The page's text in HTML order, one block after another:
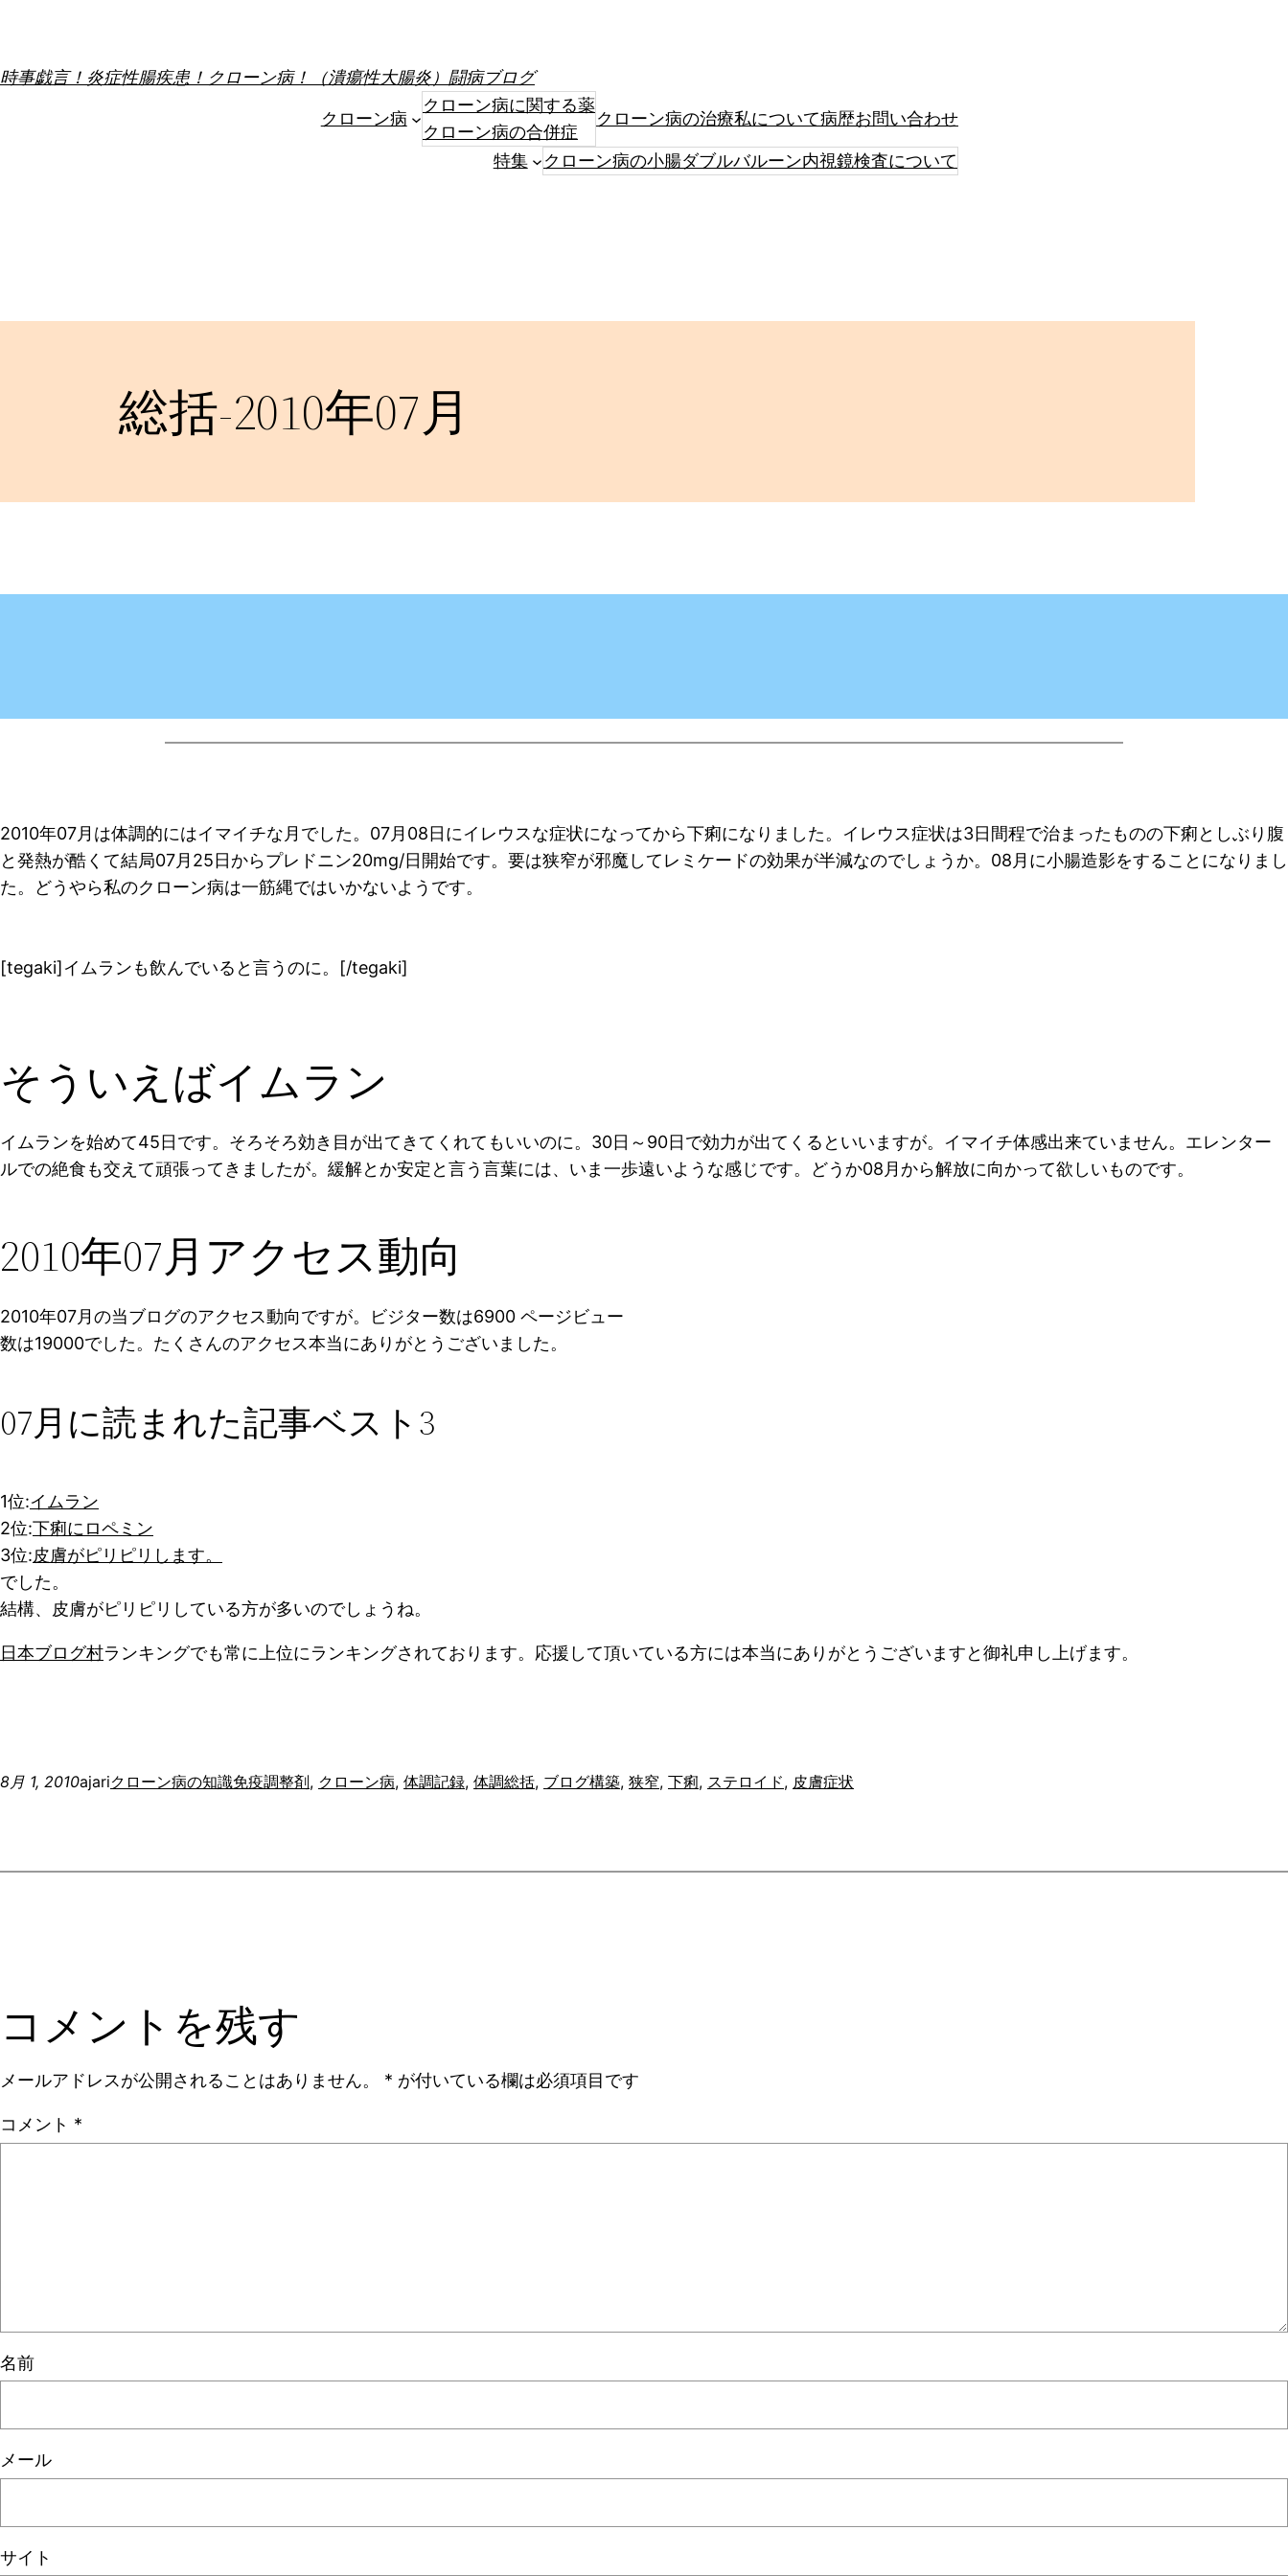
を
ス
時事戯言！炎症性腸疾患！クローン病！（潰瘍性大腸炎）闘病ブログ
クローン病
クローン病に関する薬
クローン病の合併症
クローン病の治療私について病歴お問い合わせ
特集 クローン病の小腸ダブルバルーン内視鏡検査について
総括-2010年07月
2010年07月は体調的にはイマイチな月でした。07月08日にイレウスな症状になってから下痢になりました。イレウス症状は3日間程で治まったものの下痢としぶり腹
と発熱が酷くて結局07月25日からプレドニン20mg/日開始です。要は狭窄が邪魔してレミケードの効果が半減なのでしょうか。08月に小腸造影をすることになりまし
た。どうやら私のクローン病は一筋縄ではいかないようです。
[tegaki]イムランも飲んでいると言うのに。[/tegaki]
そういえばイムラン
イムランを始めて45日です。そろそろ効き目が出てきてくれてもいいのに。30日～90日で効力が出てくるといいますが。イマイチ体感出来ていません。エレンター
ルでの絶食も交えて頑張ってきましたが。緩解とか安定と言う言葉には、いま一歩遠いような感じです。どうか08月から解放に向かって欲しいものです。
2010年07月アクセス動向
2010年07月の当ブログのアクセス動向ですが。ビジター数は6900 ページビュー
数は19000でした。たくさんのアクセス本当にありがとうございました。
07月に読まれた記事ベスト3
1位:イムラン
2位:下痢にロペミン
3位:皮膚がピリピリします。
でした。
結構、皮膚がピリピリしている方が多いのでしょうね。
日本ブログ村ランキングでも常に上位にランキングされております。応援して頂いている方には本当にありがとうございますと御礼申し上げます。
8月 1, 2010ajariクローン病の知識免疫調整剤, クローン病, 体調記録, 体調総括, ブログ構築, 狭窄, 下痢, ステロイド, 皮膚症状
コメントを残す
メールアドレスが公開されることはありません。 * が付いている欄は必須項目です
コメント *
名前
メール
サイト